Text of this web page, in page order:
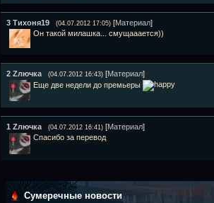
3 Тихоня19 (04.07.2012 17:05) [Материал]
Он такой милашка... смущааается))
2 Zлючка (04.07.2012 16:43) [Материал]
Еще две недели до премьеры
1 Zлючка (04.07.2012 16:41) [Материал]
Спасибо за перевод
Сумеречные новости